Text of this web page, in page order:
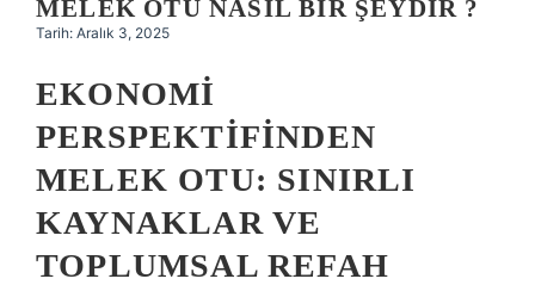
MELEK OTU NASIL BIR ŞEYDIR ?
Tarih: Aralık 3, 2025
EKONOMI
PERSPEKTIFINDEN
MELEK OTU: SINIRLI
KAYNAKLAR VE
TOPLUMSAL REFAH